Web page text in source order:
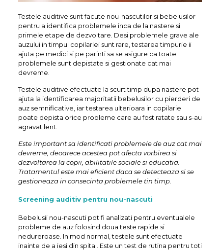
Testele auditive sunt facute nou-nascutilor si bebelusilor
pentru a identifica problemele inca de la nastere si
primele etape de dezvoltare. Desi problemele grave ale
auzului in timpul copilariei sunt rare, testarea timpurie ii
ajuta pe medici si pe parinti sa se asigure ca toate
problemele sunt depistate si gestionate cat mai
devreme.
Testele auditive efectuate la scurt timp dupa nastere pot
ajuta la identificarea majoritatii bebelusilor cu pierderi de
auz semnificative, iar testarea ulterioara in copilarie
poate depista orice probleme care au fost ratate sau s-au
agravat lent.
Este important sa identificati problemele de auz cat mai
devreme, deoarece acestea pot afecta vorbirea si
dezvoltarea la copii, abilitatile sociale si educatia.
Tratamentul este mai eficient daca se detecteaza si se
gestioneaza in consecinta problemele tin timp.
Screening auditiv pentru nou-nascuti
Bebelusii nou-nascuti pot fi analizati pentru eventualele
probleme de auz folosind doua teste rapide si
nedureroase. In mod normal, testele sunt efectuate
inainte de a iesi din spital. Este un test de rutina pentru toti